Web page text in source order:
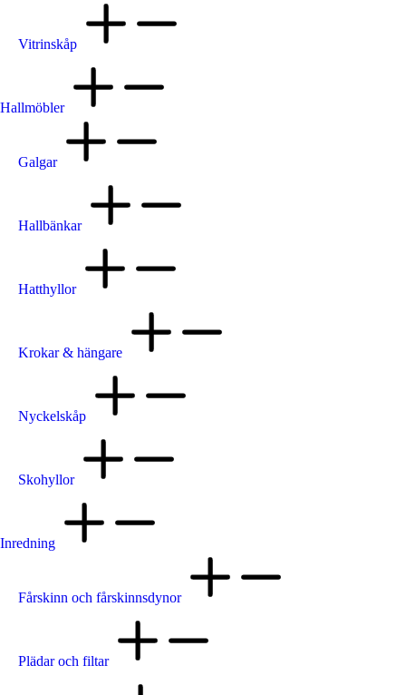
Vitrinskåp
Hallmöbler
Galgar
Hallbänkar
Hatthyllor
Krokar & hängare
Nyckelskåp
Skohyllor
Inredning
Fårskinn och fårskinnsdynor
Plädar och filtar